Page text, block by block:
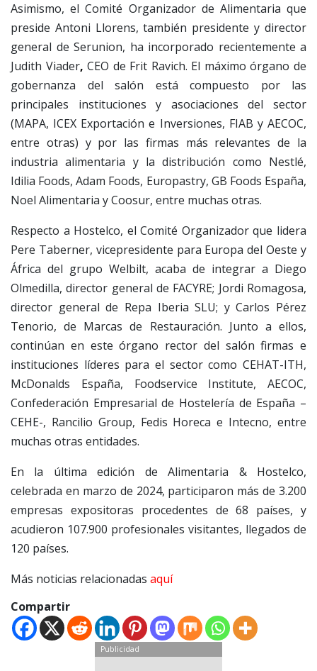
Asimismo, el Comité Organizador de Alimentaria que
preside Antoni Llorens, también presidente y director
general de Serunion, ha incorporado recientemente a
Judith Viader, CEO de Frit Ravich. El máximo órgano de
gobernanza del salón está compuesto por las
principales instituciones y asociaciones del sector
(MAPA, ICEX Exportación e Inversiones, FIAB y AECOC,
entre otras) y por las firmas más relevantes de la
industria alimentaria y la distribución como Nestlé,
Idilia Foods, Adam Foods, Europastry, GB Foods España,
Noel Alimentaria y Coosur, entre muchas otras.
Respecto a Hostelco, el Comité Organizador que lidera
Pere Taberner, vicepresidente para Europa del Oeste y
África del grupo Welbilt, acaba de integrar a Diego
Olmedilla, director general de FACYRE; Jordi Romagosa,
director general de Repa Iberia SLU; y Carlos Pérez
Tenorio, de Marcas de Restauración. Junto a ellos,
continúan en este órgano rector del salón firmas e
instituciones líderes para el sector como CEHAT-ITH,
McDonalds España, Foodservice Institute, AECOC,
Confederación Empresarial de Hostelería de España –
CEHE-, Rancilio Group, Fedis Horeca e Intecno, entre
muchas otras entidades.
En la última edición de Alimentaria & Hostelco,
celebrada en marzo de 2024, participaron más de 3.200
empresas expositoras procedentes de 68 países, y
acudieron 107.900 profesionales visitantes, llegados de
120 países.
Más noticias relacionadas aquí
Compartir
Publicidad